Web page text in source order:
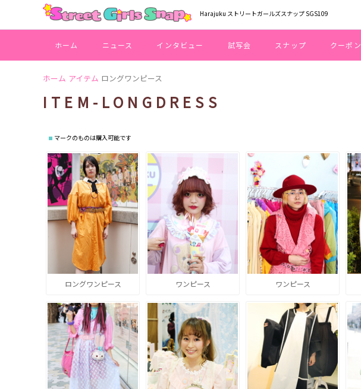
Harajuku ストリートガールズスナップ SGS109
ホーム ニュース インタビュー 試写会 スナップ クーポン
ホーム アイテム ロングワンピース
ITEM-LONGDRESS
マークのものは購入可能です
ロングワンピース ワンピース ワンピース